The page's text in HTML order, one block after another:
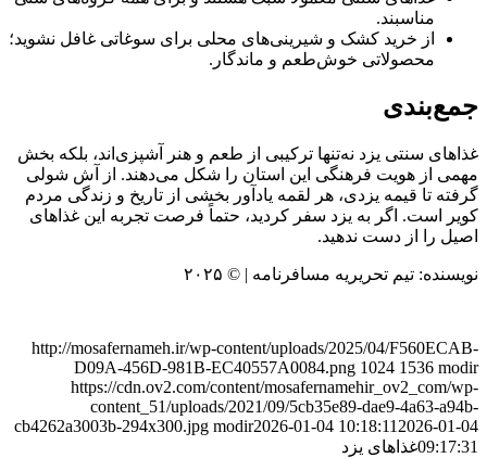
مناسبند.
از خرید کشک و شیرینی‌های محلی برای سوغاتی غافل نشوید؛
محصولاتی خوش‌طعم و ماندگار.
جمع‌بندی
غذاهای سنتی یزد نه‌تنها ترکیبی از طعم و هنر آشپزی‌اند، بلکه بخش
مهمی از هویت فرهنگی این استان را شکل می‌دهند. از آش شولی
گرفته تا قیمه یزدی، هر لقمه یادآور بخشی از تاریخ و زندگی مردم
کویر است. اگر به یزد سفر کردید، حتماً فرصت تجربه این غذاهای
اصیل را از دست ندهید.
نویسنده: تیم تحریریه مسافرنامه | © ۲۰۲۵
http://mosafernameh.ir/wp-content/uploads/2025/04/F560ECAB-
D09A-456D-981B-EC40557A0084.png 1024 1536 modir
https://cdn.ov2.com/content/mosafernamehir_ov2_com/wp-
content_51/uploads/2021/09/5cb35e89-dae9-4a63-a94b-
cb4262a3003b-294x300.jpg modir2026-01-04 10:18:11 2026-01-04
09:17:31غذاهای یزد